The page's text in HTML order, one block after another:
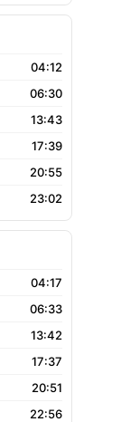
04:12
06:30
13:43
17:39
20:55
23:02
04:17
06:33
13:42
17:37
20:51
22:56